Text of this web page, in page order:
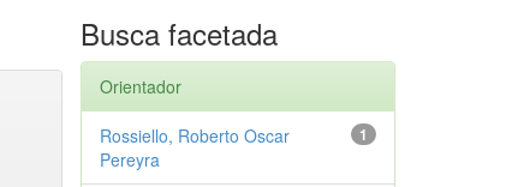
Busca facetada
Orientador
1
Rossiello, Roberto Oscar
Pereyra